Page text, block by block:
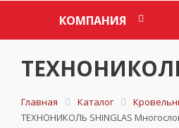
КОМПАНИЯ
ТЕХНОНИКОЛЬ
Главная Каталог
ТЕХНОНИКОЛЬ SHINGLAS